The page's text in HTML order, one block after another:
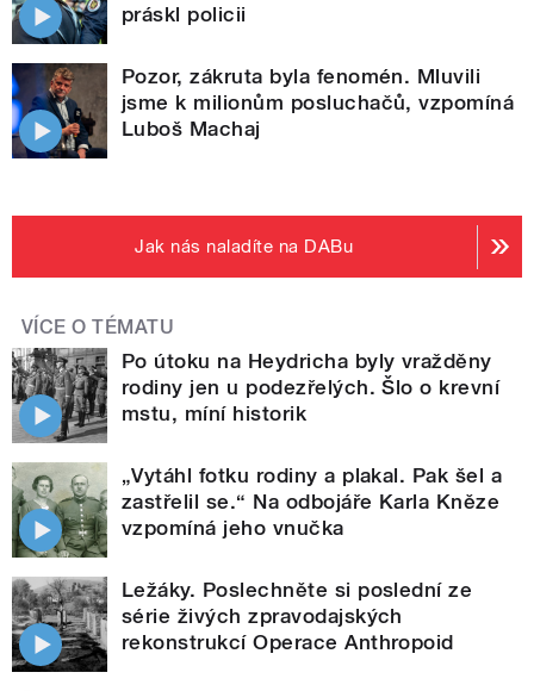
práskl policii
Pozor, zákruta byla fenomén. Mluvili
jsme k milionům posluchačů, vzpomíná
Luboš Machaj
Jak nás naladíte na DABu
VÍCE O TÉMATU
Po útoku na Heydricha byly vražděny
rodiny jen u podezřelých. Šlo o krevní
mstu, míní historik
„Vytáhl fotku rodiny a plakal. Pak šel a
zastřelil se.“ Na odbojáře Karla Kněze
vzpomíná jeho vnučka
Ležáky. Poslechněte si poslední ze
série živých zpravodajských
rekonstrukcí Operace Anthropoid